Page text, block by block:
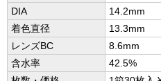
DIA
14.2mm
着色直径
13.3mm
レンズBC
8.6mm
含水率
42.5%